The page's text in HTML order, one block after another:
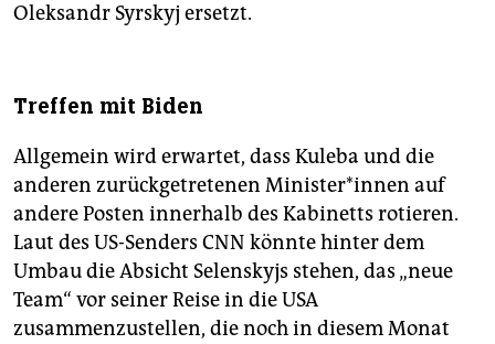
Oleksandr Syrskyj ersetzt.
Treffen mit Biden
Allgemein wird erwartet, dass Kuleba und die
anderen zurückgetretenen Mi­nis­te­r*in­nen auf
andere Posten innerhalb des Kabinetts rotieren.
Laut des US-Senders CNN könnte hinter dem
Umbau die Absicht Selenskyjs stehen, das „neue
Team“ vor seiner Reise in die USA
zusammenzustellen, die noch in diesem Monat